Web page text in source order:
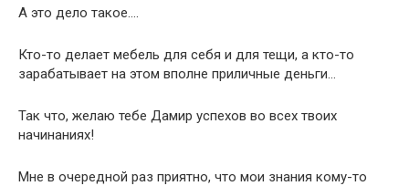
А это дело такое….
Кто-то делает мебель для себя и для тещи, а кто-то
зарабатывает на этом вполне приличные деньги…
Так что, желаю тебе Дамир успехов во всех твоих
начинаниях!
Мне в очередной раз приятно, что мои знания кому-то